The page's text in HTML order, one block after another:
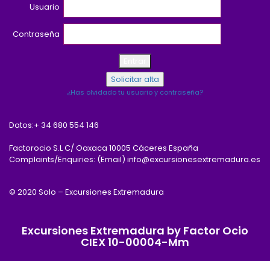
Usuario
Contraseña
¿Has olvidado tu usuario y contraseña?
Datos:+ 34 680 554 146
Factorocio S.L C/ Oaxaca 10005 Cáceres España
Complaints/Enquiries: (Email) info@excursionesextremadura.es
© 2020 Solo – Excursiones Extremadura
Excursiones Extremadura by Factor Ocio
CIEX 10-00004-Mm